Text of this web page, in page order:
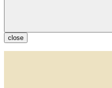
close